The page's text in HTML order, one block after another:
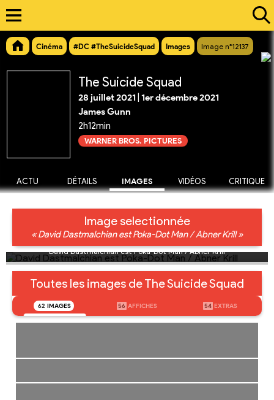
Cinéma #DC #TheSuicideSquad Images Image n°12137
The Suicide Squad
28 juillet 2021 1er décembre 2021
James Gunn
2h12min
WARNER BROS. PICTURES
ACTU DÉTAILS IMAGES VIDÉOS CRITIQUE
Image selectionnée
« David Dastmalchian est Poka-Dot Man / Abner Krill »
David Dastmalchian est Poka-Dot Man / Abner Krill
Toutes les images de The Suicide Squad
62 IMAGES 56 AFFICHES 54 EXTRAS